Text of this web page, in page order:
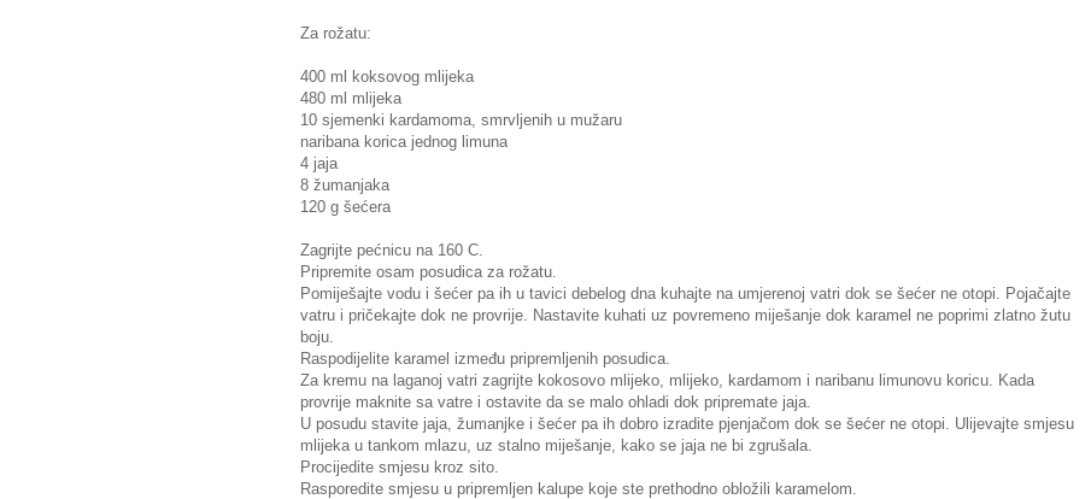
Za rožatu:
400 ml koksovog mlijeka
480 ml mlijeka
10 sjemenki kardamoma, smrvljenih u mužaru
naribana korica jednog limuna
4 jaja
8 žumanjaka
120 g šećera
Zagrijte pećnicu na 160 C.
Pripremite osam posudica za rožatu.
Pomiješajte vodu i šećer pa ih u tavici debelog dna kuhajte na umjerenoj vatri dok se šećer ne otopi. Pojačajte
vatru i pričekajte dok ne provrije. Nastavite kuhati uz povremeno miješanje dok karamel ne poprimi zlatno žutu
boju.
Raspodijelite karamel između pripremljenih posudica.
Za kremu na laganoj vatri zagrijte kokosovo mlijeko, mlijeko, kardamom i naribanu limunovu koricu. Kada
provrije maknite sa vatre i ostavite da se malo ohladi dok pripremate jaja.
U posudu stavite jaja, žumanjke i šećer pa ih dobro izradite pjenjačom dok se šećer ne otopi. Ulijevajte smjesu
mlijeka u tankom mlazu, uz stalno miješanje, kako se jaja ne bi zgrušala.
Procijedite smjesu kroz sito.
Rasporedite smjesu u pripremljen kalupe koje ste prethodno obložili karamelom.